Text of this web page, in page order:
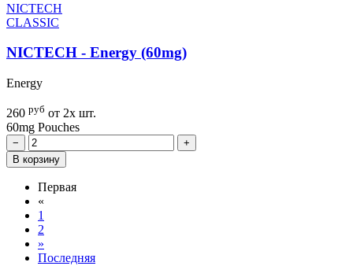
NICTECH
CLASSIC
NICTECH - Energy (60mg)
Energy
260 руб от 2х шт.
60mg Pouches
−
+
В корзину
Первая
«
1
2
»
Последняя